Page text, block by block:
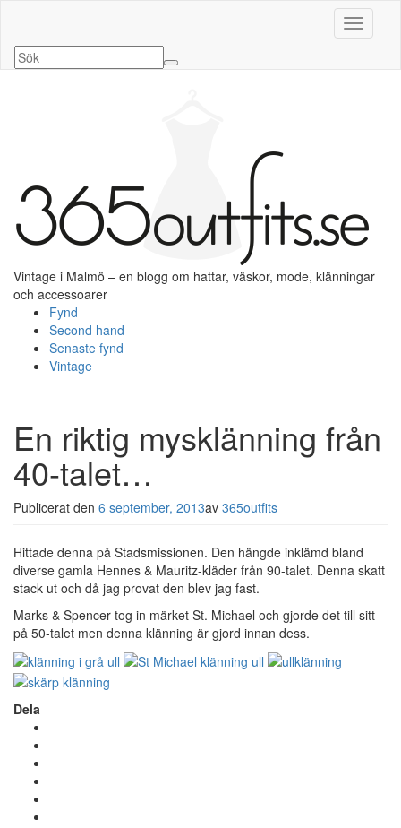
Slå på/
Vintage i Malmö – en blogg om hattar, väskor, mode, klänningar
och accessoarer
Fynd
Second hand
Senaste fynd
Vintage
En riktig mysklänning från
40-talet…
Publicerat den 6 september, 2013av 365outfits
Hittade denna på Stadsmissionen. Den hängde inklämd bland
diverse gamla Hennes & Mauritz-kläder från 90-talet. Denna skatt
stack ut och då jag provat den blev jag fast.
Marks & Spencer tog in märket St. Michael och gjorde det till sitt
på 50-talet men denna klänning är gjord innan dess.
Dela